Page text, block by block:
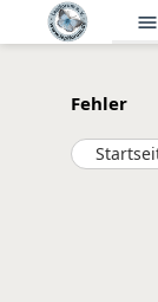
menu
Fehler